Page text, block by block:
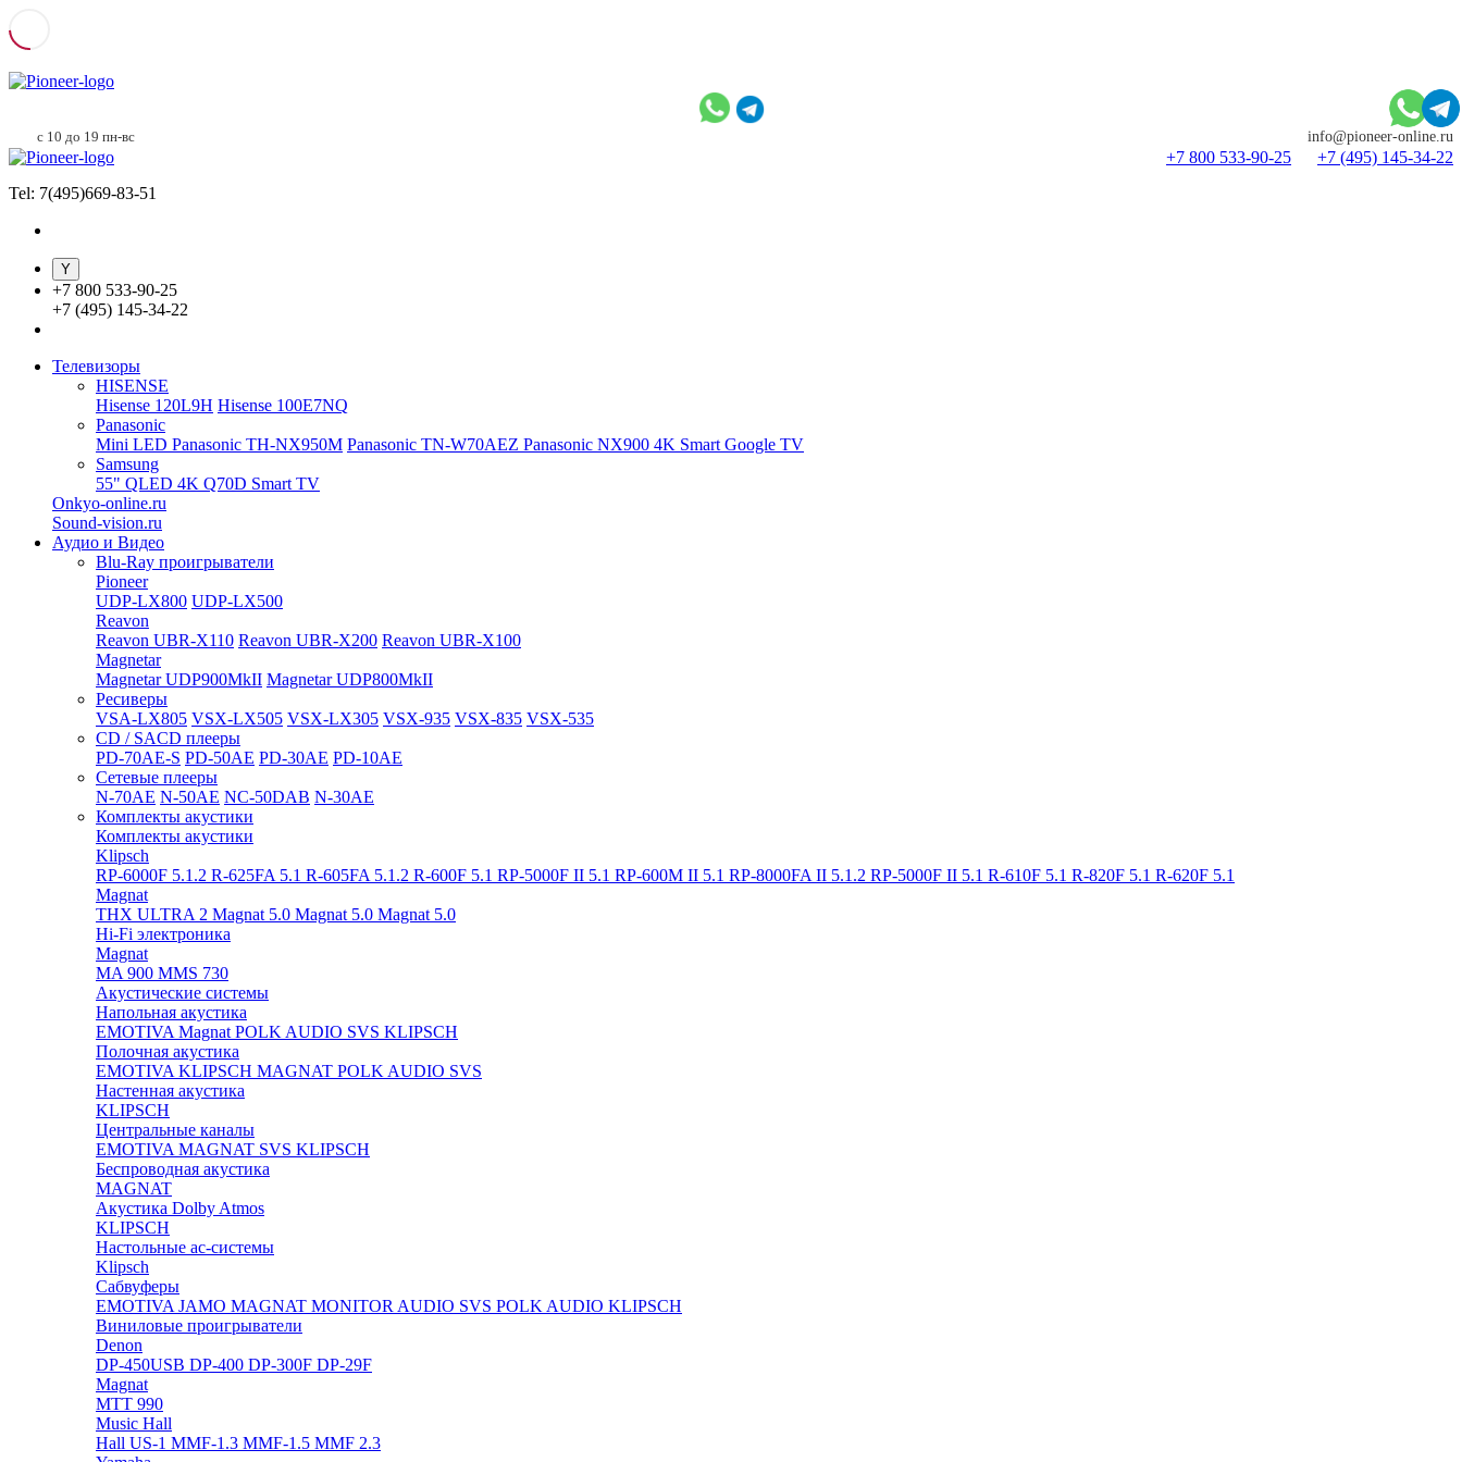
с 10 до 19 пн-вс info@pioneer-online.ru
+7 800 533-90-25
+7 (495) 145-34-22
Tel: 7(495)669-83-51
+7 800 533-90-25
+7 (495) 145-34-22
Телевизоры
HISENSE
Hisense 120L9H Hisense 100E7NQ
Panasonic
Mini LED Panasonic TH-NX950M Panasonic TN-W70AEZ Panasonic NX900 4K Smart Google TV
Samsung
55" QLED 4K Q70D Smart TV
Onkyo-online.ru
Sound-vision.ru
Аудио и Видео
Blu-Ray проигрыватели
Pioneer
UDP-LX800 UDP-LX500
Reavon
Reavon UBR-X110 Reavon UBR-X200 Reavon UBR-X100
Magnetar
Magnetar UDP900MkII Magnetar UDP800MkII
Ресиверы
VSA-LX805 VSX-LX505 VSX-LX305 VSX-935 VSX-835 VSX-535
CD / SACD плееры
PD-70AE-S PD-50AE PD-30AE PD-10AE
Сетевые плееры
N-70AE N-50AE NC-50DAB N-30AE
Комплекты акустики
Комплекты акустики
Klipsch
RP-6000F 5.1.2 R-625FA 5.1 R-605FA 5.1.2 R-600F 5.1 RP-5000F II 5.1 RP-600M II 5.1 RP-8000FA II 5.1.2 RP-5000F II 5.1 R-610F 5.1 R-820F 5.1 R-620F 5.1
Magnat
THX ULTRA 2 Magnat 5.0 Magnat 5.0 Magnat 5.0
Hi-Fi электроника
Magnat
MA 900 MMS 730
Акустические системы
Напольная акустика
EMOTIVA Magnat POLK AUDIO SVS KLIPSCH
Полочная акустика
EMOTIVA KLIPSCH MAGNAT POLK AUDIO SVS
Настенная акустика
KLIPSCH
Центральные каналы
EMOTIVA MAGNAT SVS KLIPSCH
Беспроводная акустика
MAGNAT
Акустика Dolby Atmos
KLIPSCH
Настольные ас-системы
Klipsch
Сабвуферы
EMOTIVA JAMO MAGNAT MONITOR AUDIO SVS POLK AUDIO KLIPSCH
Виниловые проигрыватели
Denon
DP-450USB DP-400 DP-300F DP-29F
Magnat
MTT 990
Music Hall
Hall US-1 MMF-1.3 MMF-1.5 MMF 2.3